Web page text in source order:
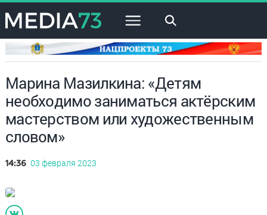
×
Марина Мазилкина: «Детям
необходимо заниматься актёрским
мастерством или художественным
словом»
14:36 03 февраля 2023